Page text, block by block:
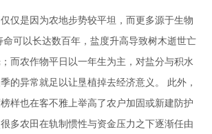
仅是因为农地步势较平坦，而更多源于生物
可以长达数百年，盐度升高导致树木逝世亡
而农作物平日以一年生为主，对盐分与积水
的异常就足以让垦植掉去经济意义。 此外，
样也在客不雅上举高了农户加固或新建防护
多农田在轨制惯性与资金压力之下逐渐任由